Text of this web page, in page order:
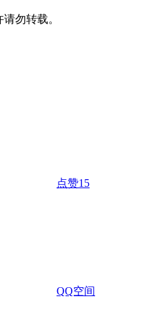
勿转载。
点赞15
QQ空间